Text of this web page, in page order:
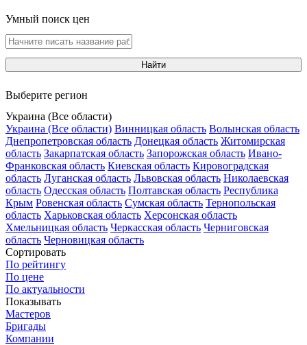
Умный поиск цен
Найти
Выберите регион
Украина (Все области)
Украина (Все области) Винницкая область Волынская область
Днепропетровская область Донецкая область Житомирская
область Закарпатская область Запорожская область Ивано-
Франковская область Киевская область Кировоградская
область Луганская область Львовская область Николаевская
область Одесская область Полтавская область Республика
Крым Ровенская область Сумская область Тернопольская
область Харьковская область Херсонская область
Хмельницкая область Черкасская область Черниговская
область Черновицкая область
Сортировать
По рейтингу
По цене
По актуальности
Показывать
Мастеров
Бригады
Компании